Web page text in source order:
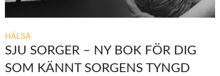
HÄLSA
SJU SORGER – NY BOK FÖR DIG
SOM KÄNNT SORGENS TYNGD